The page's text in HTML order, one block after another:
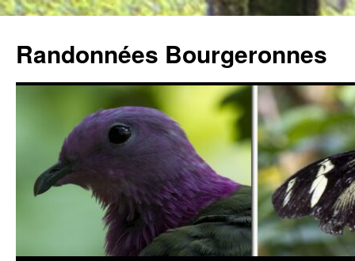
contenu
Randonnées Bourgeronnes